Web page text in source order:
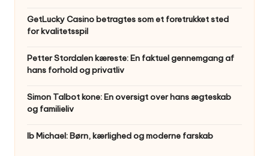
GetLucky Casino betragtes som et foretrukket sted
for kvalitetsspil
Petter Stordalen kæreste: En faktuel gennemgang af
hans forhold og privatliv
Simon Talbot kone: En oversigt over hans ægteskab
og familieliv
Ib Michael: Børn, kærlighed og moderne farskab